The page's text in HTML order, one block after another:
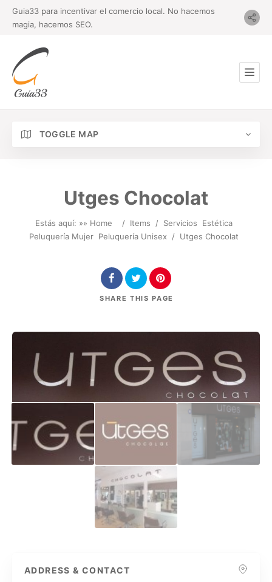
Guia33 para incentivar el comercio local. No hacemos
magia, hacemos SEO.
TOGGLE MAP
Utges Chocolat
Estás aquí: »» Home / Items / Servicios
Estética
Peluquería Mujer Peluquería Unisex / Utges Chocolat
SHARE THIS PAGE
ADDRESS & CONTACT